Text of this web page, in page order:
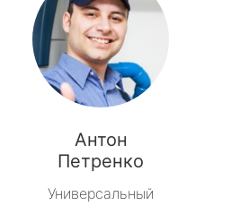
Антон
Петренко
Универсальный